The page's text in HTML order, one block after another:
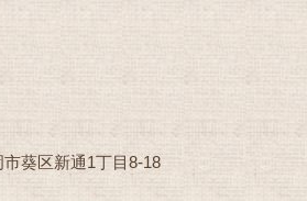
葵区新通1丁目8-18